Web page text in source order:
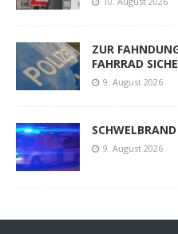
ZUR
FAHRRAD
9. August 2026
9. August 2026